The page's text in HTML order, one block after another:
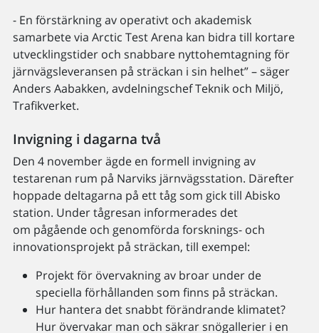
- En förstärkning av operativt och akademisk
samarbete via Arctic Test Arena kan bidra till kortare
utvecklingstider och snabbare nyttohemtagning för
järnvägsleveransen på sträckan i sin helhet” – säger
Anders Aabakken, avdelningschef Teknik och Miljö,
Trafikverket.
Invigning i dagarna två
Den 4 november ägde en formell invigning av
testarenan rum på Narviks järnvägsstation. Därefter
hoppade deltagarna på ett tåg som gick till Abisko
station. Under tågresan informerades det
om pågående och genomförda forsknings- och
innovationsprojekt på sträckan, till exempel:
Projekt för övervakning av broar under de
speciella förhållanden som finns på sträckan.
Hur hantera det snabbt förändrande klimatet?
Hur övervakar man och säkrar snögallerier i en